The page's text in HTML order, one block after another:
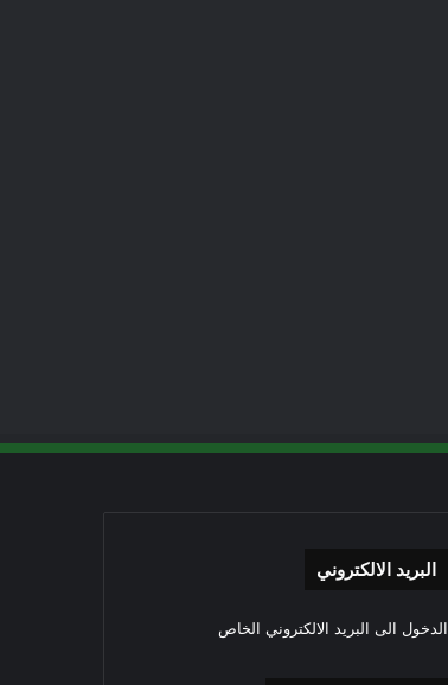
البريد الالكتروني
الدخول الى البريد الالكتروني الخاص